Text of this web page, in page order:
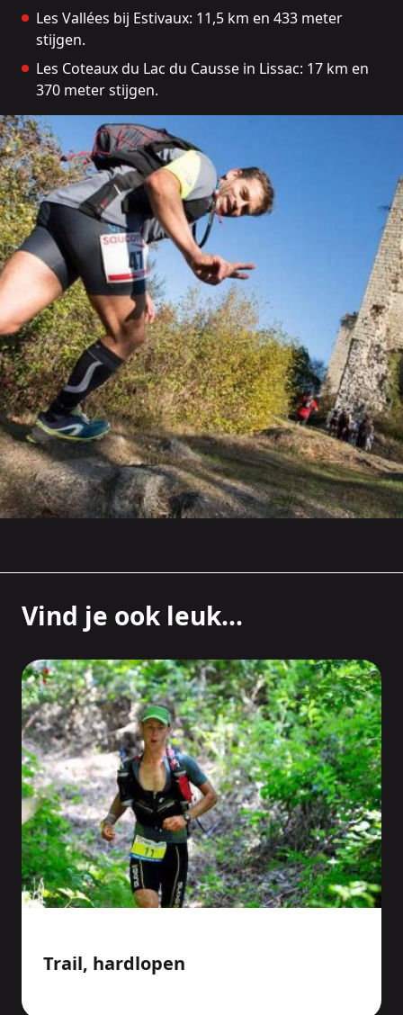
Les Vallées bij Estivaux: 11,5 km en 433 meter
stijgen.
Les Coteaux du Lac du Causse in Lissac: 17 km en
370 meter stijgen.
Vind je ook leuk...
Trail, hardlopen